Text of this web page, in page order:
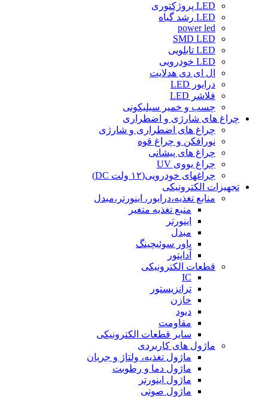
LED پروژکتوری
LED رشد گیاه
power led
SMD LED
LED تابلویی
LED خودرویی
ال ای دی هدلایت
درایور LED
فلاشر LED
چسب و خمیر سیلیکونی
چراغ های شارژی و اضطراری
چراغ های اضطراری و شارژی
نورافکن و چراغ قوه
چراغ های پیشانی
چراغ یووی UV
چراغهای خودرویی(۱۲ ولت DC)
تجهیزات الکترونیکی
منابع تغذیه،درایور، اینورتر،مبدل
منبع تغذیه متغیر
اینورتر
مبدل
پاور سوئیچینگ
آداپتور
قطعات الکترونیکی
IC
ترانزیستور
خازن
دیود
مقاومت
سایر قطعات الکترونیکی
ماژول های کاربردی
ماژول تغذیه، ولتاژ و جریان
ماژول دما و رطوبت
ماژول اینورتر
ماژول صوتی